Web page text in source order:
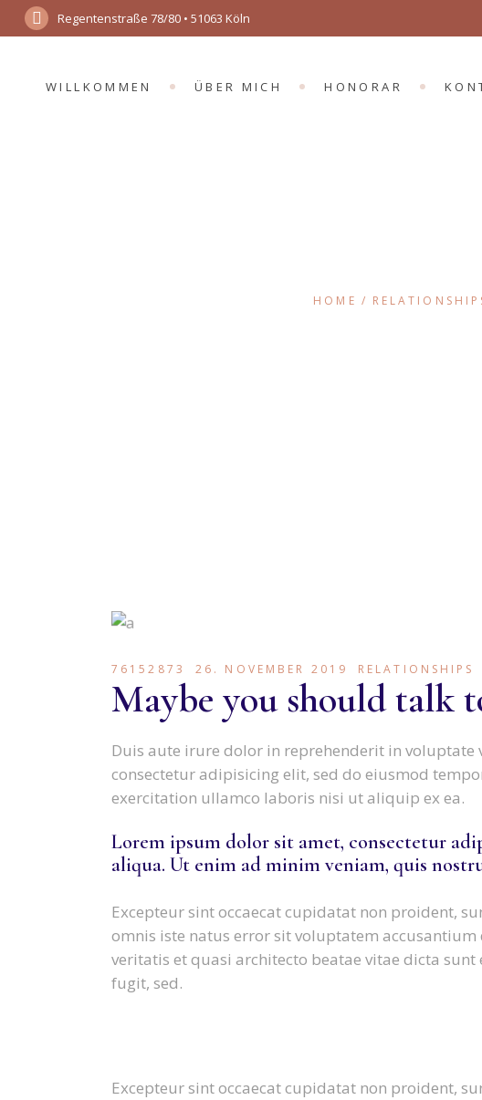
Regentenstraße 78/80 • 51063 Köln
WILLKOMMEN ÜBER MICH HONORAR
HOME
76152873 26. NOVEMBER 2019 RELATIONSHIPS
Maybe you should talk
Duis aute irure dolor in reprehenderit in
consectetur adipisicing elit, sed do eiusmod
exercitation ullamco laboris nisi ut aliquip ex ea.
Lorem ipsum dolor sit amet, consectetur
aliqua. Ut enim ad minim veniam, quis
Excepteur sint occaecat cupidatat non proident,
omnis iste natus error sit voluptatem
veritatis et quasi architecto beatae vitae dicta
fugit, sed.
Excepteur sint occaecat cupidatat non proident,